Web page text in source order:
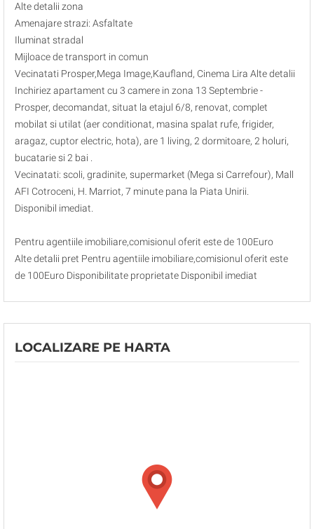
Alte detalii zona
Amenajare strazi: Asfaltate
Iluminat stradal
Mijloace de transport in comun
Vecinatati Prosper,Mega Image,Kaufland, Cinema Lira Alte detalii
Inchiriez apartament cu 3 camere in zona 13 Septembrie -
Prosper, decomandat, situat la etajul 6/8, renovat, complet
mobilat si utilat (aer conditionat, masina spalat rufe, frigider,
aragaz, cuptor electric, hota), are 1 living, 2 dormitoare, 2 holuri,
bucatarie si 2 bai .
Vecinatati: scoli, gradinite, supermarket (Mega si Carrefour), Mall
AFI Cotroceni, H. Marriot, 7 minute pana la Piata Unirii.
Disponibil imediat.
Pentru agentiile imobiliare,comisionul oferit este de 100Euro
Alte detalii pret Pentru agentiile imobiliare,comisionul oferit este
de 100Euro Disponibilitate proprietate Disponibil imediat
LOCALIZARE PE HARTA